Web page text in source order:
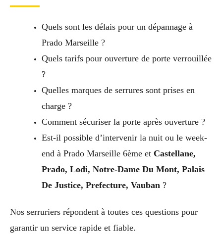
Quels sont les délais pour un dépannage à
Prado Marseille ?
Quels tarifs pour ouverture de porte verrouillée
?
Quelles marques de serrures sont prises en
charge ?
Comment sécuriser la porte après ouverture ?
Est-il possible d’intervenir la nuit ou le week-
end à Prado Marseille 6ème et Castellane,
Prado, Lodi, Notre-Dame Du Mont, Palais
De Justice, Prefecture, Vauban ?
Nos serruriers répondent à toutes ces questions pour
garantir un service rapide et fiable.